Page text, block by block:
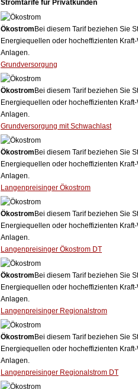
Stromtarife für Privatkunden
Ökostrom Bei diesem Tarif beziehen Sie
Energiequellen oder hocheffizienten
Anlagen.
Grundversorgung
Ökostrom Bei diesem Tarif beziehen Sie
Energiequellen oder hocheffizienten
Anlagen.
Grundversorgung mit Schwachlast
Ökostrom Bei diesem Tarif beziehen Sie
Energiequellen oder hocheffizienten
Anlagen.
Langenpreisinger Ökostrom
Ökostrom Bei diesem Tarif beziehen Sie
Energiequellen oder hocheffizienten
Anlagen.
Langenpreisinger Ökostrom DT
Ökostrom Bei diesem Tarif beziehen Sie
Energiequellen oder hocheffizienten
Anlagen.
Langenpreisinger Regionalstrom
Ökostrom Bei diesem Tarif beziehen Sie
Energiequellen oder hocheffizienten
Anlagen.
Langenpreisinger Regionalstrom DT